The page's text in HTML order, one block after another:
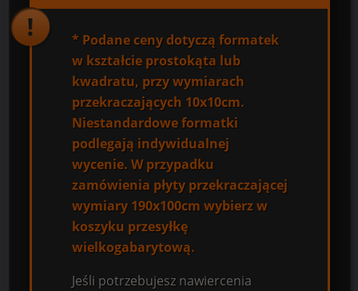
* Podane ceny dotyczą formatek
w kształcie prostokąta lub
kwadratu, przy wymiarach
przekraczających 10x10cm.
Niestandardowe formatki
podlegają indywidualnej
wycenie. W przypadku
zamówienia płyty przekraczającej
wymiary 190x100cm wybierz w
koszyku przesyłkę
wielkogabarytową.
Jeśli potrzebujesz nawiercenia